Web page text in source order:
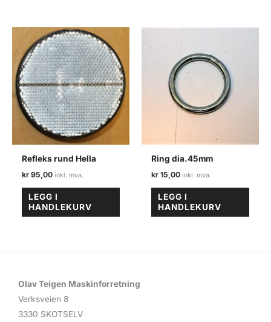
Refleks rund Hella
kr 95,00
LEGG I
HANDLEKURV
Ring dia.45mm
kr 15,00
LEGG I
HANDLEKURV
Olav Teigen Maskinforretning
Verksveien 8
3330 SKOTSELV